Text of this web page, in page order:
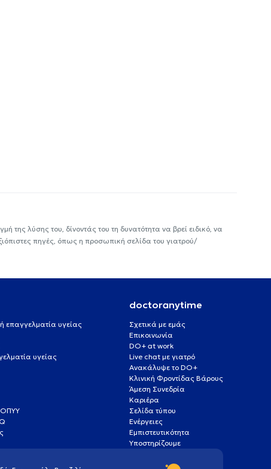
της λύσης του, δίνοντάς του τη δυνατότητα να βρεί ειδικό, να
πηγές, όπως η προσωπική σελίδα του γιατρού/
επαγγελματία υγείας
υγείας
doctoranytime
Σχετικά με εμάς
Επικοινωνία
DO+ at work
Live chat με γιατρό
Ανακάλυψε το DO+
Κλινική Φροντίδας Βάρους
Άμεση Συνεδρία
Καριέρα
Σελίδα τύπου
Ενέργειες
Εμπιστευτικότητα
Υποστηρίζουμε